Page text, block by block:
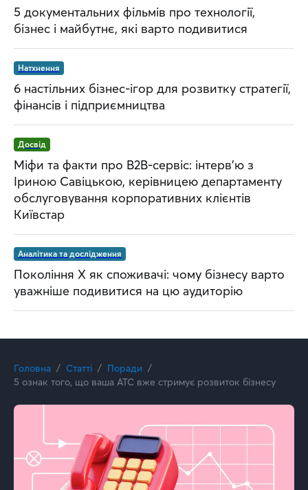
5 документальних фільмів про технології,
бізнес і майбутнє, які варто подивитися
Натхнення
6 настільних бізнес-ігор для розвитку стратегії,
фінансів і підприємництва
Досвід
Міфи та факти про B2B-сервіс: інтерв’ю з
Іриною Савіцькою, керівницею департаменту
обслуговування корпоративних клієнтів
Київстар
Аналітика та дослідження
Покоління Х як споживачі: чому бізнесу варто
уважніше подивитися на цю аудиторію
Головна Статті
Поради
5 ознак того, що ваша АТС вже стримує розвиток бізнесу